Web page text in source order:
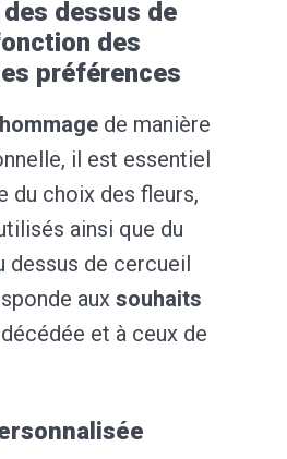
dessus de
des
préférences
de manière
il est essentiel
du choix des fleurs,
ainsi que du
dessus de cercueil
aux souhaits
et à ceux de